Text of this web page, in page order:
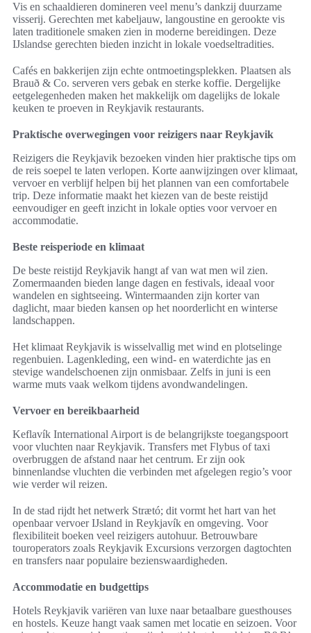
Vis en schaaldieren domineren veel menu’s dankzij duurzame
visserij. Gerechten met kabeljauw, langoustine en gerookte vis
laten traditionele smaken zien in moderne bereidingen. Deze
IJslandse gerechten bieden inzicht in lokale voedseltradities.
Cafés en bakkerijen zijn echte ontmoetingsplekken. Plaatsen als
Brauð & Co. serveren vers gebak en sterke koffie. Dergelijke
eetgelegenheden maken het makkelijk om dagelijks de lokale
keuken te proeven in Reykjavik restaurants.
Praktische overwegingen voor reizigers naar Reykjavik
Reizigers die Reykjavik bezoeken vinden hier praktische tips om
de reis soepel te laten verlopen. Korte aanwijzingen over klimaat,
vervoer en verblijf helpen bij het plannen van een comfortabele
trip. Deze informatie maakt het kiezen van de beste reistijd
eenvoudiger en geeft inzicht in lokale opties voor vervoer en
accommodatie.
Beste reisperiode en klimaat
De beste reistijd Reykjavik hangt af van wat men wil zien.
Zomermaanden bieden lange dagen en festivals, ideaal voor
wandelen en sightseeing. Wintermaanden zijn korter van
daglicht, maar bieden kansen op het noorderlicht en winterse
landschappen.
Het klimaat Reykjavik is wisselvallig met wind en plotselinge
regenbuien. Lagenkleding, een wind‑ en waterdichte jas en
stevige wandelschoenen zijn onmisbaar. Zelfs in juni is een
warme muts vaak welkom tijdens avondwandelingen.
Vervoer en bereikbaarheid
Keflavík International Airport is de belangrijkste toegangspoort
voor vluchten naar Reykjavik. Transfers met Flybus of taxi
overbruggen de afstand naar het centrum. Er zijn ook
binnenlandse vluchten die verbinden met afgelegen regio’s voor
wie verder wil reizen.
In de stad rijdt het netwerk Strætó; dit vormt het hart van het
openbaar vervoer IJsland in Reykjavík en omgeving. Voor
flexibiliteit boeken veel reizigers autohuur. Betrouwbare
touroperators zoals Reykjavik Excursions verzorgen dagtochten
en transfers naar populaire bezienswaardigheden.
Accommodatie en budgettips
Hotels Reykjavik variëren van luxe naar betaalbare guesthouses
en hostels. Keuze hangt vaak samen met locatie en seizoen. Voor